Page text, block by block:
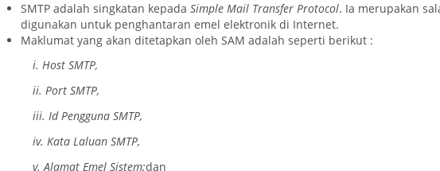
SMTP adalah singkatan kepada Simple Mail Transfer Protocol. Ia merupakan
digunakan untuk penghantaran emel elektronik di Internet.
Maklumat yang akan ditetapkan oleh SAM adalah seperti berikut :
i. Host SMTP,
ii. Port SMTP,
iii. Id Pengguna SMTP,
iv. Kata Laluan SMTP,
v. Alamat Emel Sistem;dan